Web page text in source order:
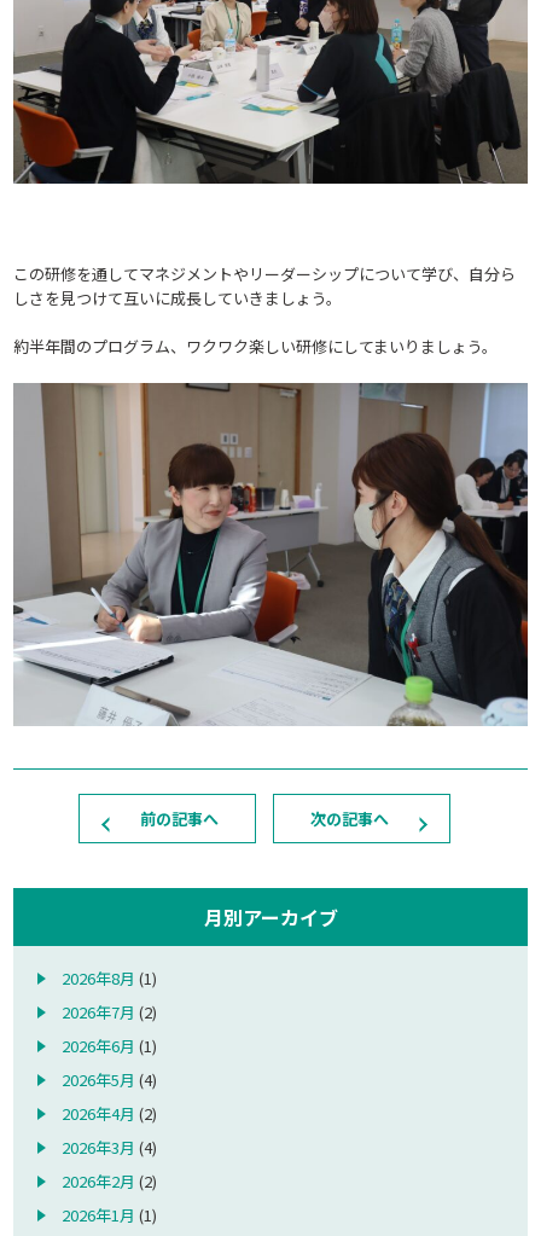
この研修を通してマネジメントやリーダーシップについて学び、自分ら
しさを見つけて互いに成長していきましょう。
約半年間のプログラム、ワクワク楽しい研修にしてまいりましょう。
前の記事へ 次の記事へ
月別アーカイブ
2026年8月 (1)
2026年7月 (2)
2026年6月 (1)
2026年5月 (4)
2026年4月 (2)
2026年3月 (4)
2026年2月 (2)
2026年1月 (1)